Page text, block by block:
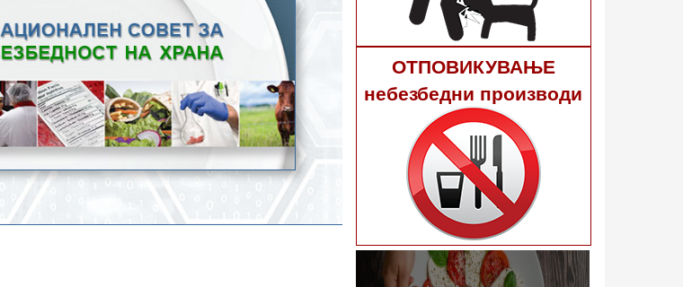
ОТПОВИКУВАЊЕ
небезбедни производи